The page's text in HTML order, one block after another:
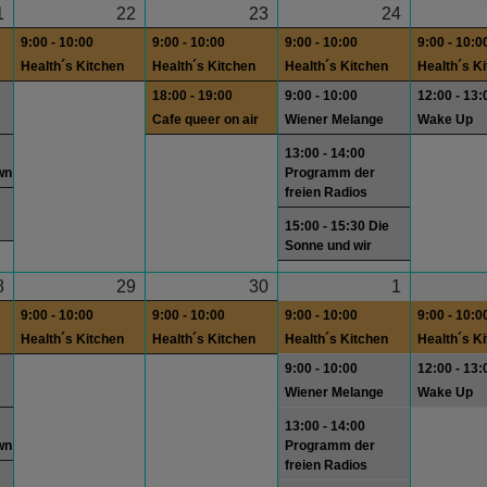
22
9:00 - 10:00
Health´s Kitchen
23
9:00 - 10:00
Health´s Kitchen
18:00 - 19:00
Cafe queer on air
24
9:00 - 10:00
Health´s Kitchen
9:00 - 10:00
Wiener Melange
13:00 - 14:00
Programm der
freien Radios
15:00 - 15:30 Die
Sonne und wir
9:00 -
Health´s
12:00 -
Wake Up
29
9:00 - 10:00
Health´s Kitchen
30
9:00 - 10:00
Health´s Kitchen
1
9:00 - 10:00
Health´s Kitchen
9:00 - 10:00
Wiener Melange
13:00 - 14:00
Programm der
freien Radios
9:00 -
Health´s
12:00 -
Wake Up